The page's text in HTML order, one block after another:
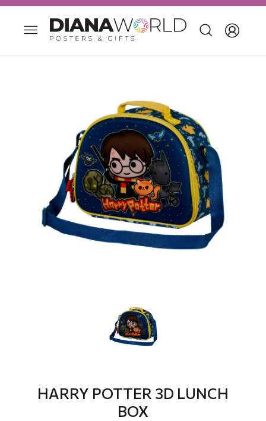
HARRY POTTER 3D LUNCH
BOX